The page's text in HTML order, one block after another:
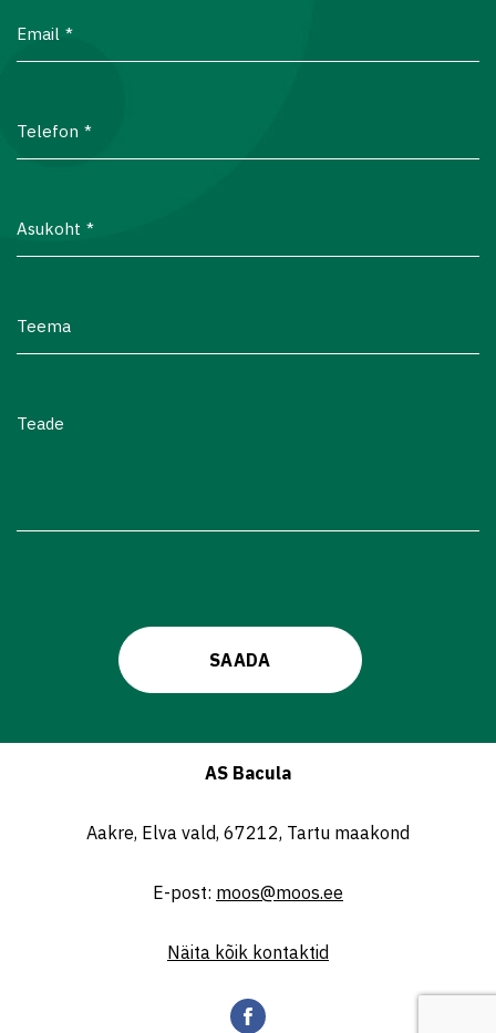
Email
Telefon
Asukoht
Teema
Teade
AS Bacula
Aakre, Elva vald, 67212, Tartu maakond
E-post: moos@moos.ee
Näita kõik kontaktid